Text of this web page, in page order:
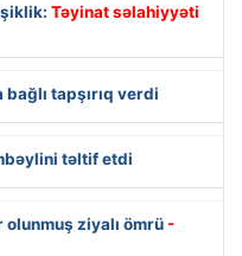
Təyinat səlahiyyəti
tapşırıq verdi
təltif etdi
ziyalı ömrü -